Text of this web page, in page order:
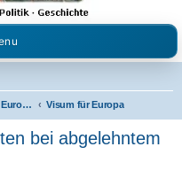
Visum | Heirat in Europa | Visaangelegenheiten Visum für Europa
bei abgelehntem